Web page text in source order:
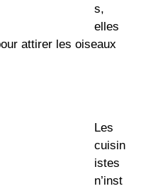
s,
elles
attirer les oiseaux
Les
cuisin
istes
n’inst